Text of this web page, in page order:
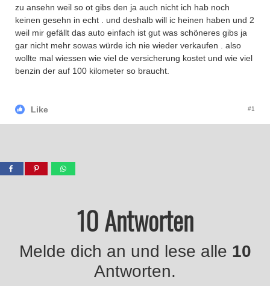
zu ansehn weil so ot gibs den ja auch nicht ich hab noch
keinen gesehn in echt . und deshalb will ic heinen haben und 2
weil mir gefällt das auto einfach ist gut was schöneres gibs ja
gar nicht mehr sowas würde ich nie wieder verkaufen . also
wollte mal wiessen wie viel de versicherung kostet und wie viel
benzin der auf 100 kilometer so braucht.
Like #1
10 Antworten
Melde dich an und lese alle 10
Antworten.